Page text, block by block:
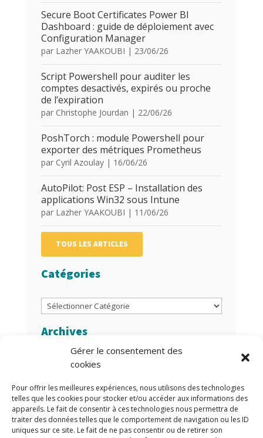
Gérer le consentement des
cookies
Pour offrir les meilleures expériences, nous utilisons des technologies
telles que les cookies pour stocker et/ou accéder aux informations des
appareils. Le fait de consentir à ces technologies nous permettra de
traiter des données telles que le comportement de navigation ou les ID
uniques sur ce site. Le fait de ne pas consentir ou de retirer son
Secure Boot Certificates Power BI
Dashboard : guide de déploiement avec
Configuration Manager
par Lazher YAAKOUBI | 23/06/26
Script Powershell pour auditer les
comptes desactivés, expirés ou proche
de l’expiration
par Christophe Jourdan | 22/06/26
PoshTorch : module Powershell pour
exporter des métriques Prometheus
par Cyril Azoulay| 16/06/26
AutoPilot: Post ESP – Installation des
applications Win32 sous Intune
par Lazher YAAKOUBI | 11/06/26
TOUS LES ARTICLES
Catégories
Catégories
Archives
Archives
Auteurs/Autrices